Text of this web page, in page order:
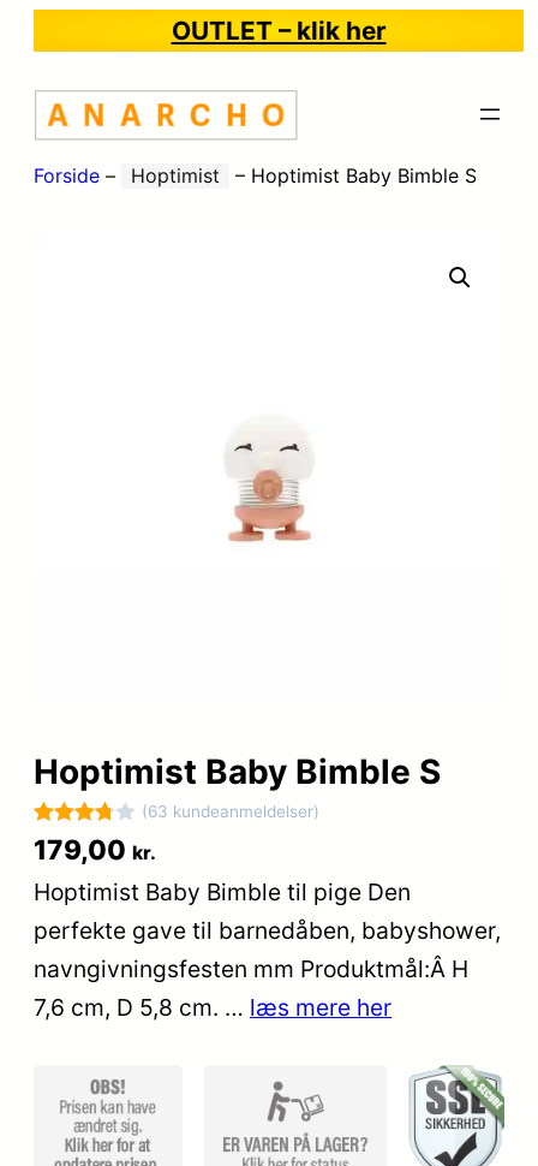
OUTLET – klik her
Forside – Hoptimist – Hoptimist Baby Bimble S
Hoptimist Baby Bimble S
Bedømt
3.8ud af
5
63
kundebed
(63 kundeanmeldelser)
179,00 kr.
Hoptimist Baby Bimble til pige Den
perfekte gave til barnedåben, babyshower,
navngivningsfesten mm Produktmål:Â H
7,6 cm, D 5,8 cm. … læs mere her